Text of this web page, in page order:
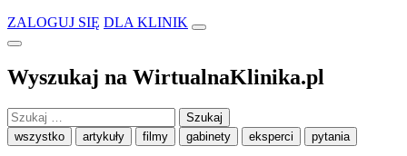
ZALOGUJ SIĘ DLA KLINIK
Wyszukaj na WirtualnaKlinika.pl
Szukaj:
wszystko artykuły filmy gabinety eksperci pytania